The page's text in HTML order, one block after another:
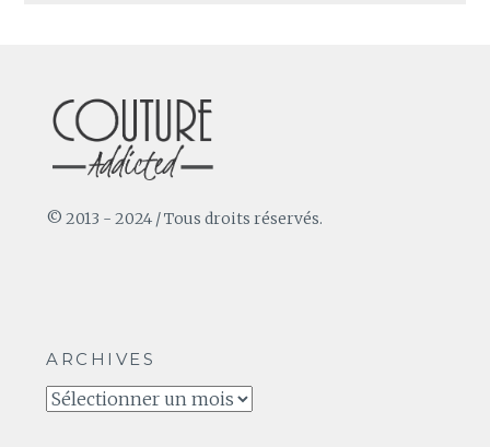
© 2013 - 2024 / Tous droits réservés.
ARCHIVES
Archives